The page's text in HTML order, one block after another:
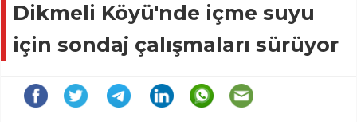
Dikmeli Köyü'nde içme suyu
için sondaj çalışmaları sürüyor